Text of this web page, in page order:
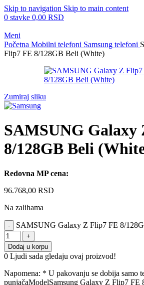
Skip to navigation Skip to main content
0 stavke 0,00 RSD
Meni
Početna Mobilni telefoni Samsung telefoni
Flip7 FE 8/128GB Beli (White)
Zumiraj sliku
SAMSUNG Galaxy
8/128GB Beli
Redovna MP cena:
96.768,00 RSD
Na zalihama
SAMSUNG Galaxy Z Flip7 FE 8/
Dodaj u korpu
0 Ljudi sada gledaju ovaj proizvod!
Napomena: * U pakovanju se dobija samo
punjačaModelSamsung Galaxy Z Flip7 FE